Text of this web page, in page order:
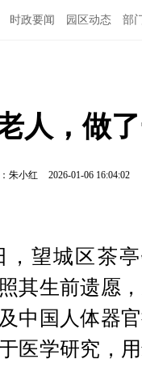
时政要闻 园区动态 部
人，做
朱小红 2026-01-06 16:04:02
，望城区茶
其生前遗愿
中国人体器
医学研究，